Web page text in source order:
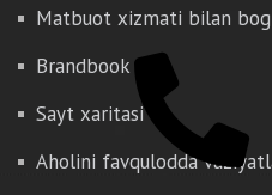
Matbuot xizmati bilan
Brandbook
Sayt xaritasi
Aholini favqulodda